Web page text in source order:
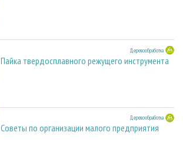
Деревообработка
Пайка твердосплавного режущего инструмента
Деревообработка
Советы по организации малого предприятия